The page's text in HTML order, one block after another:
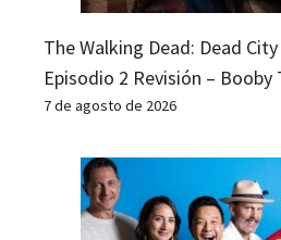
The Walking Dead: Dead
Episodio 2 Revisión – Booby
7 de agosto de 2026